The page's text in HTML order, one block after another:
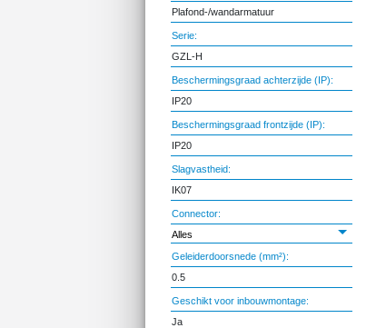
Plafond-/wandarmatuur
Serie:
GZL-H
Beschermingsgraad achterzijde (IP):
IP20
Beschermingsgraad frontzijde (IP):
IP20
Slagvastheid:
IK07
Connector:
Alles
Geleiderdoorsnede (mm²):
0.5
Geschikt voor inbouwmontage:
Ja